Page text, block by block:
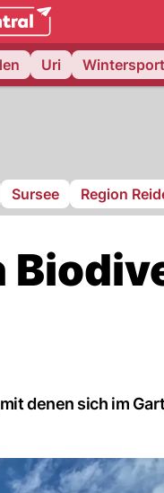
Uri Wintersport
Sursee Region
denen sich im